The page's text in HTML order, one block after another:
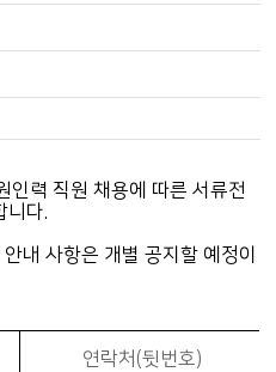
인력 직원 채용에 따른 서류전
니다.
내 사항은 개별 공지할 예정이
연락처(뒷번호)